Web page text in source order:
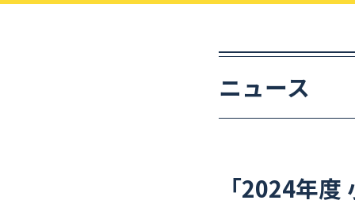
ニュース
「2024年度